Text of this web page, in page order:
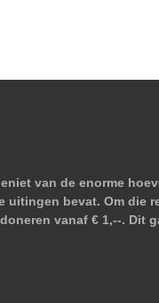
van de enorme
uitingen bevat. Om
vanaf € 1,--. Dit